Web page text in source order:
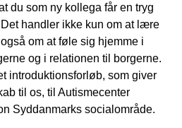
du som ny kollega får en tryg
handler ikke kun om at lære
om at føle sig hjemme i
og i relationen til borgerne.
introduktionsforløb, som giver
til os, til Autismecenter
Syddanmarks socialområde.